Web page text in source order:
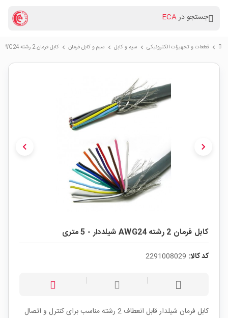
جستجو درECA
chevron_right قطعات و تجهیزات الکترونیکی chevron_right سیم و کابل chevron_right سیم و کابل فرمان chevron_right کابل فرمان 2 رشته AWG24 شیلددار - 5 متری
chevron_left chevron_right
کابل فرمان 2 رشته AWG24 شیلددار - 5 متری
کد کالا: 2291008029
کابل فرمان شیلدار قابل انعطاف 2 رشته مناسب برای کنترل و اتصال